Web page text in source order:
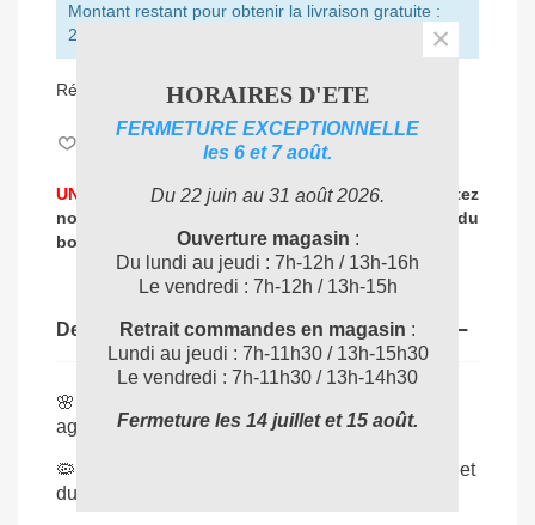
Montant restant pour obtenir la livraison gratuite :
250,00 € (HT)
Référence: POD0351
UNE PROBLEMATIQUE DE NETTOYAGE ?
Contactez
nos experts
le choix du
bon produit
04 72 78 87 87
Description
🌸
agréable.
🦠
: efficacité immédiate et
durable.
HORAIRES D'ETE
FERMETURE EXCEPTIONNELLE
les 6 et 7 août.
Du 22 juin au 31 août 2026.
Ouverture magasin :
Du lundi au jeudi : 7h-12h / 13h-16h
Le vendredi : 7h-12h / 13h-15h
Retrait commandes en magasin :
Lundi au jeudi : 7h-11h30 / 13h-15h30
Le vendredi : 7h-11h30 / 13h-14h30
Fermeture les 14 juillet et 15 août.
×